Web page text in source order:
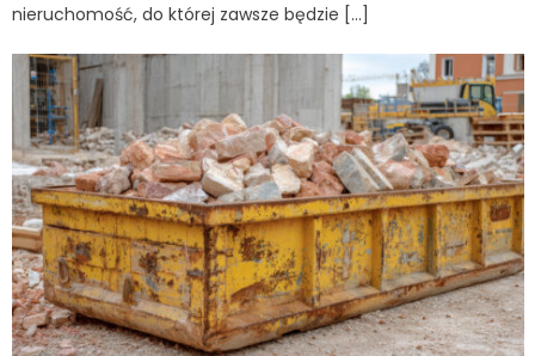
nieruchomość, do której zawsze będzie […]